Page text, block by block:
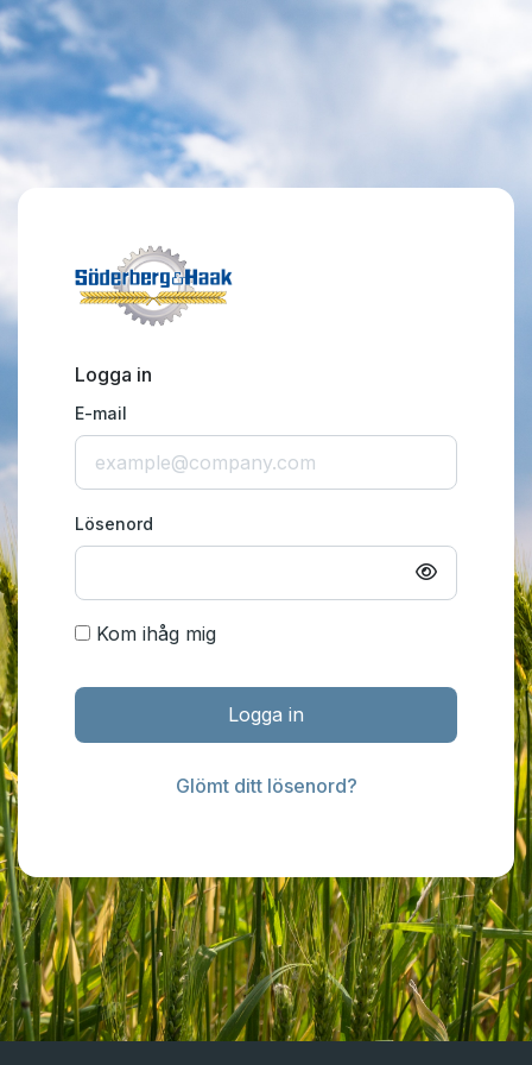
Logga in
E-mail
Lösenord
Kom ihåg mig
Logga in
Glömt ditt lösenord?